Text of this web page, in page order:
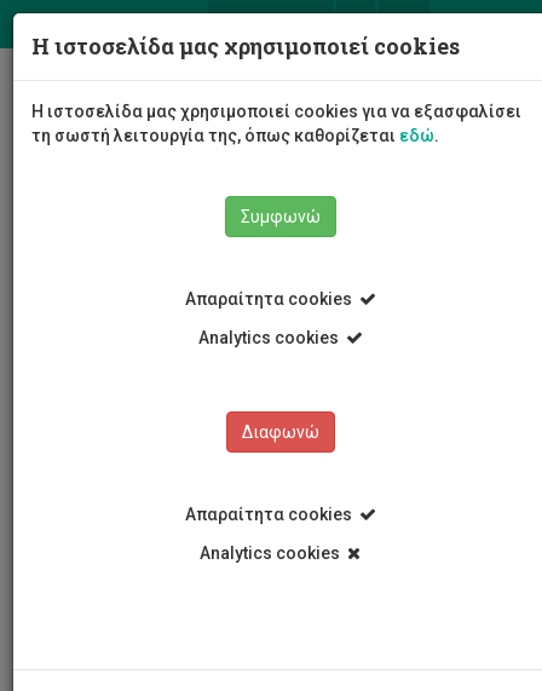
Η ιστοσελίδα μας χρησιμοποιεί cookies
Η ιστοσελίδα μας χρησιμοποιεί cookies για να εξασφαλίσει
τη σωστή λειτουργία της, όπως καθορίζεται εδώ.
Συμφωνώ
Απαραίτητα cookies
Analytics cookies
Διαφωνώ
Απαραίτητα cookies
Analytics cookies